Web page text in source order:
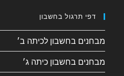
דפי תרגול בחשבון
מבחנים בחשבון לכיתה ב׳
מבחנים בחשבון כיתה ג׳